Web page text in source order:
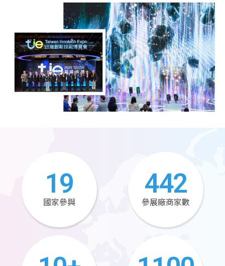
19
國家參與
442
參展廠商家數